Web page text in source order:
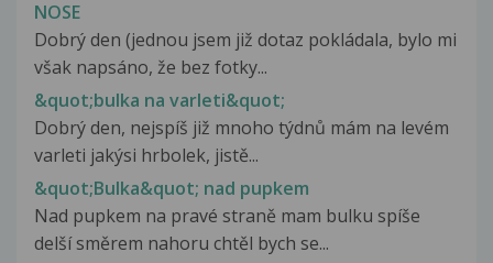
NOSE
Dobrý den (jednou jsem již dotaz pokládala, bylo mi
však napsáno, že bez fotky...
&quot;bulka na varleti&quot;
Dobrý den, nejspíš již mnoho týdnů mám na levém
varleti jakýsi hrbolek, jistě...
&quot;Bulka&quot; nad pupkem
Nad pupkem na pravé straně mam bulku spíše
delší směrem nahoru chtěl bych se...